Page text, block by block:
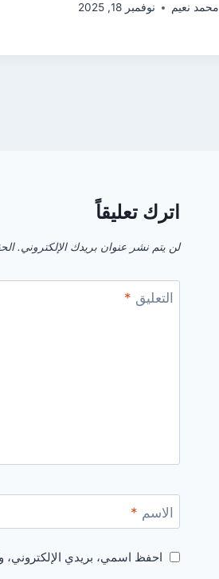
محمد نعيم نوفمبر 18, 2025
اترك تعليقاً
لن يتم نشر عنوان بريدك الإلكتروني.
التعليق *
الاسم *
احفظ اسمي، بريدي الإلكتروني،